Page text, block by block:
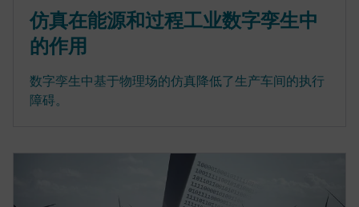
仿真在能源和过程工业数字孪生中
的作用
数字孪生中基于物理场的仿真降低了生产车间的执行
障碍。